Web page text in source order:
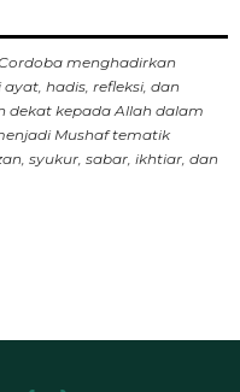
menghadirkan
hadis, refleksi, dan
dekat kepada Allah dalam
Mushaf tematik
syukur, sabar, ikhtiar, dan